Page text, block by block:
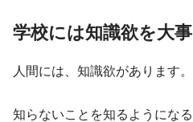
学校には知識欲を大
人間には、知識欲があります。
知らないことを知るようにな